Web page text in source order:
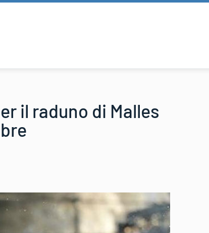
il raduno di Malles